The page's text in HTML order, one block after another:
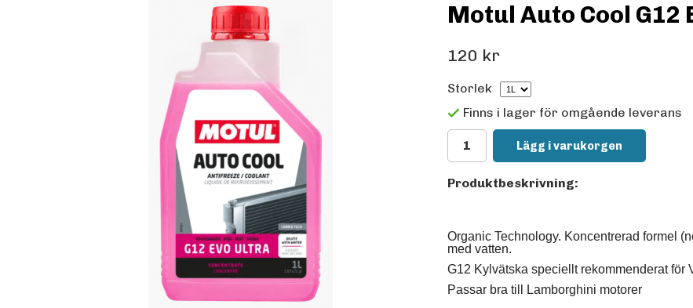
Motul Auto Cool G12
120 kr
Storlek
Finns i lager för omgående leverans
Lägg i varukorgen
Produktbeskrivning:
Organic Technology. Koncentrerad formel
med vatten.
G12 Kylvätska speciellt rekommenderat för
Passar bra till Lamborghini motorer